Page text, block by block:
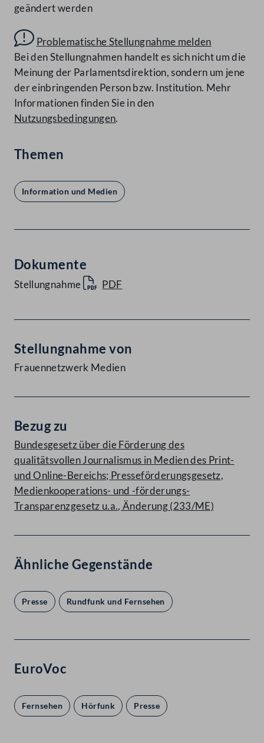
geändert werden
Problematische Stellungnahme melden
Bei den Stellungnahmen handelt es sich nicht um die
Meinung der Parlamentsdirektion, sondern um jene
der einbringenden Person bzw. Institution. Mehr
Informationen finden Sie in den
Nutzungsbedingungen.
Themen
Information und Medien
Dokumente
Stellungnahme PDF
Stellungnahme von
Frauennetzwerk Medien
Bezug zu
Bundesgesetz über die Förderung des
qualitätsvollen Journalismus in Medien des Print-
und Online-Bereichs; Presseförderungsgesetz,
Medienkooperations- und -förderungs-
Transparenzgesetz u.a., Änderung (233/ME)
Ähnliche Gegenstände
Presse Rundfunk und Fernsehen
EuroVoc
Fernsehen Hörfunk Presse